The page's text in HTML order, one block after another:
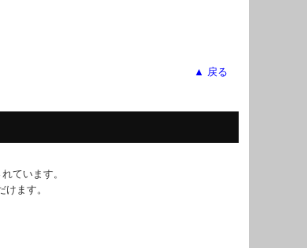
▲ 戻る
ています。
ます。